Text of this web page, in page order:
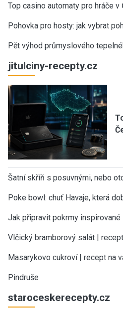
Top casino automaty pro hráče v
Pohovka pro hosty: jak vybrat
Pět výhod průmyslového
jitulciny-recepty.cz
Šatní skříň s posuvnými, nebo
Poke bowl: chuť Havaje, která
Jak připravit pokrmy inspirované
Vlčický bramborový salát |
Masarykovo cukroví | recept na
Pindruše
staroceskerecepty.cz